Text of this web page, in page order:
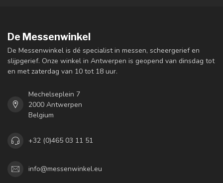
De Messenwinkel
De Messenwinkel is dé specialist in messen, scheergerief en
slijpgerief. Onze winkel in Antwerpen is geopend van dinsdag tot
en met zaterdag van 10 tot 18 uur.
Mechelseplein 7
2000 Antwerpen
Belgium
+32 (0)465 03 11 51
info@messenwinkel.eu